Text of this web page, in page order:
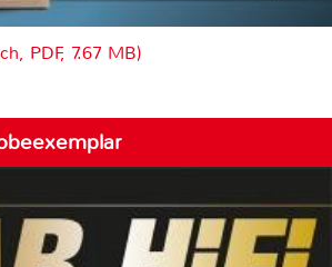
PDF, 7.67 MB)